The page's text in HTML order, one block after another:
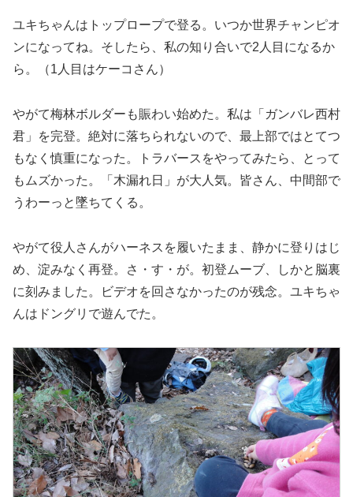
ユキちゃんはトップロープで登る。いつか世界チャンピオ
ンになってね。そしたら、私の知り合いで2人目になるか
ら。（1人目はケーコさん）
やがて梅林ボルダーも賑わい始めた。私は「ガンバレ西村
君」を完登。絶対に落ちられないので、最上部ではとてつ
もなく慎重になった。トラバースをやってみたら、とって
もムズかった。「木漏れ日」が大人気。皆さん、中間部で
うわーっと墜ちてくる。
やがて役人さんがハーネスを履いたまま、静かに登りはじ
め、淀みなく再登。さ・す・が。初登ムーブ、しかと脳裏
に刻みました。ビデオを回さなかったのが残念。ユキちゃ
んはドングリで遊んでた。